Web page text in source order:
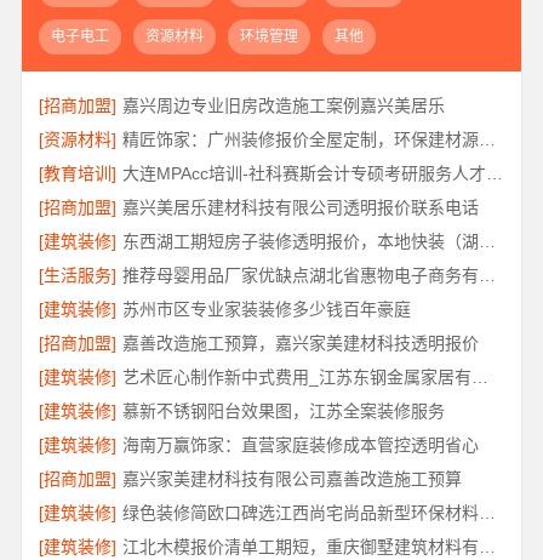
电子电工 资源材料 环境管理 其他
[招商加盟] 嘉兴周边专业旧房改造施工案例嘉兴美居乐
[资源材料]
精匠饰家：广州装修报价全屋定制，环保建材源头管控
[教育培训]
[招商加盟] 嘉兴美居乐建材科技有限公司透明报价联系电话
[建筑装修]
[生活服务]
[建筑装修] 苏州市区专业家装装修多少钱百年豪庭
[招商加盟] 嘉善改造施工预算，嘉兴家美建材科技透明报价
[建筑装修]
[建筑装修] 慕新不锈钢阳台效果图，江苏全案装修服务
[建筑装修] 海南万赢饰家：直营家庭装修成本管控透明省心
[招商加盟] 嘉兴家美建材科技有限公司嘉善改造施工预算
[建筑装修]
绿色装修简欧口碑选江西尚宅尚品新型环保材料有限公司
[建筑装修]